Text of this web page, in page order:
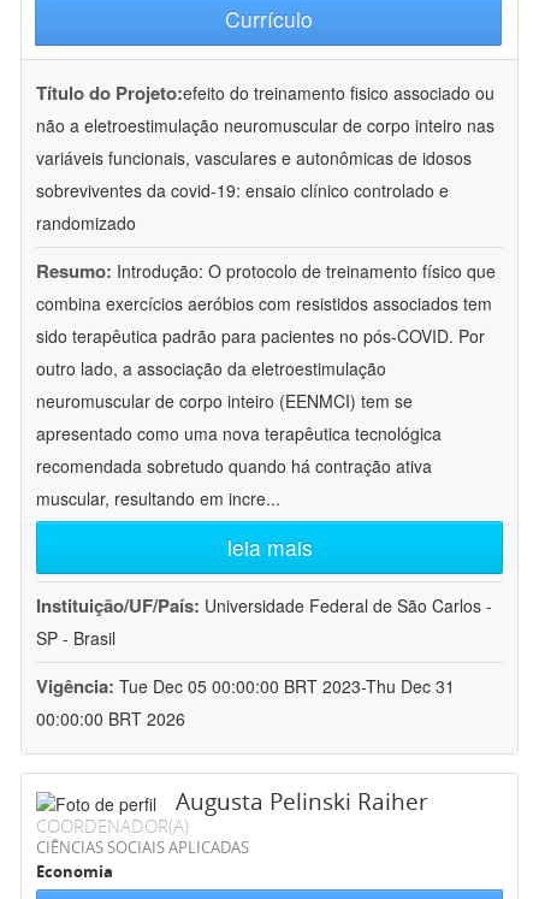
Currículo
Título do Projeto:efeito do treinamento fisico associado ou
não a eletroestimulação neuromuscular de corpo inteiro nas
variáveis funcionais, vasculares e autonômicas de idosos
sobreviventes da covid-19: ensaio clínico controlado e
randomizado
Resumo: Introdução: O protocolo de treinamento físico que
combina exercícios aeróbios com resistidos associados tem
sido terapêutica padrão para pacientes no pós-COVID. Por
outro lado, a associação da eletroestimulação
neuromuscular de corpo inteiro (EENMCI) tem se
apresentado como uma nova terapêutica tecnológica
recomendada sobretudo quando há contração ativa
muscular, resultando em incre...
leia mais
Instituição/UF/País: Universidade Federal de São Carlos -
SP - Brasil
Vigência: Tue Dec 05 00:00:00 BRT 2023-Thu Dec 31
00:00:00 BRT 2026
Augusta Pelinski Raiher
COORDENADOR(A)
CIÊNCIAS SOCIAIS APLICADAS
Economia